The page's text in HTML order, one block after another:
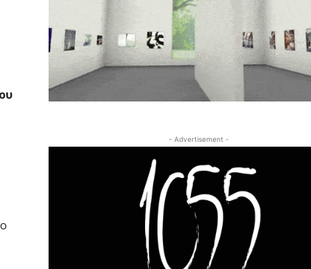
- Advertisement -